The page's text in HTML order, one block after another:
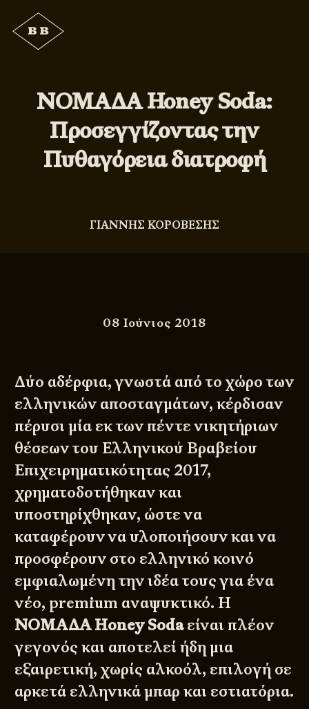
ΝΟΜΑΔΑ Honey Soda:
Προσεγγίζοντας την
Πυθαγόρεια διατροφή
ΓΙΑΝΝΗΣ ΚΟΡΟΒΕΣΗΣ
08 Ιούνιος 2018
Δύο αδέρφια, γνωστά από το χώρο των
ελληνικών αποσταγμάτων, κέρδισαν
πέρυσι μία εκ των πέντε νικητήριων
θέσεων του Ελληνικού Βραβείου
Επιχειρηματικότητας 2017,
χρηματοδοτήθηκαν και
υποστηρίχθηκαν, ώστε να
καταφέρουν να υλοποιήσουν και να
προσφέρουν στο ελληνικό κοινό
εμφιαλωμένη την ιδέα τους για ένα
νέο, premium αναψυκτικό. Η
ΝΟΜΑΔΑ Honey Sodaείναι πλέον
γεγονός και αποτελεί ήδη μια
εξαιρετική, χωρίς αλκοόλ, επιλογή σε
αρκετά ελληνικά μπαρ και εστιατόρια.